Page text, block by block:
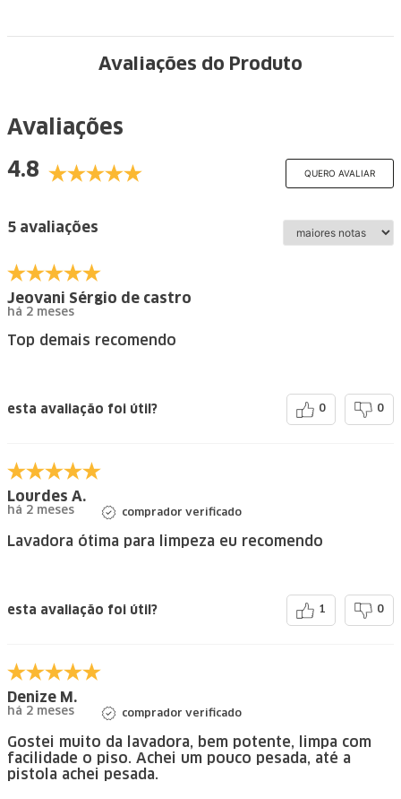
Avaliações do Produto
Avaliações
4.8
QUERO AVALIAR
5 avaliações
Jeovani Sérgio de castro
há 2 meses
Top demais recomendo
esta avaliação foi útil? 0 0
Lourdes A.
há 2 meses comprador verificado
Lavadora ótima para limpeza eu recomendo
esta avaliação foi útil? 1 0
Denize M.
há 2 meses comprador verificado
Gostei muito da lavadora, bem potente, limpa com
facilidade o piso. Achei um pouco pesada, até a
pistola achei pesada.